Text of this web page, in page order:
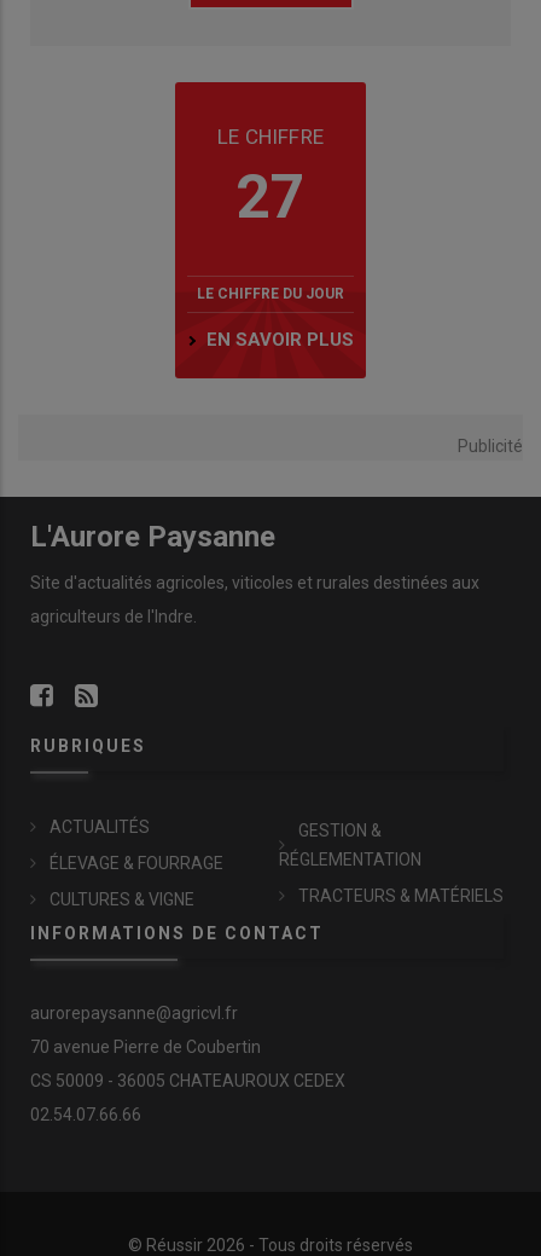
LE CHIFFRE
27
LE CHIFFRE DU JOUR
EN SAVOIR PLUS
Publicité
L'Aurore Paysanne
Site d'actualités agricoles, viticoles et rurales destinées aux
agriculteurs de l'Indre.
RUBRIQUES
ACTUALITÉS
ÉLEVAGE & FOURRAGE
CULTURES & VIGNE
GESTION &
RÉGLEMENTATION
TRACTEURS & MATÉRIELS
INFORMATIONS DE CONTACT
aurorepaysanne@agricvl.fr
70 avenue Pierre de Coubertin
CS 50009 - 36005 CHATEAUROUX CEDEX
02.54.07.66.66
© Réussir 2026 - Tous droits réservés